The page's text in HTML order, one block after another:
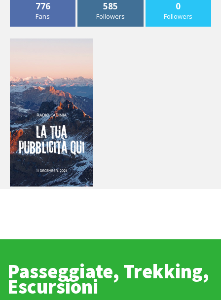
Episodio 1
Feb 16, 2025 • 1:02
Live - Diretta
Feb 16, 2025 •
776
Fans
585
Followers
0
Followers
Passeggiate, Trekking,
Escursioni